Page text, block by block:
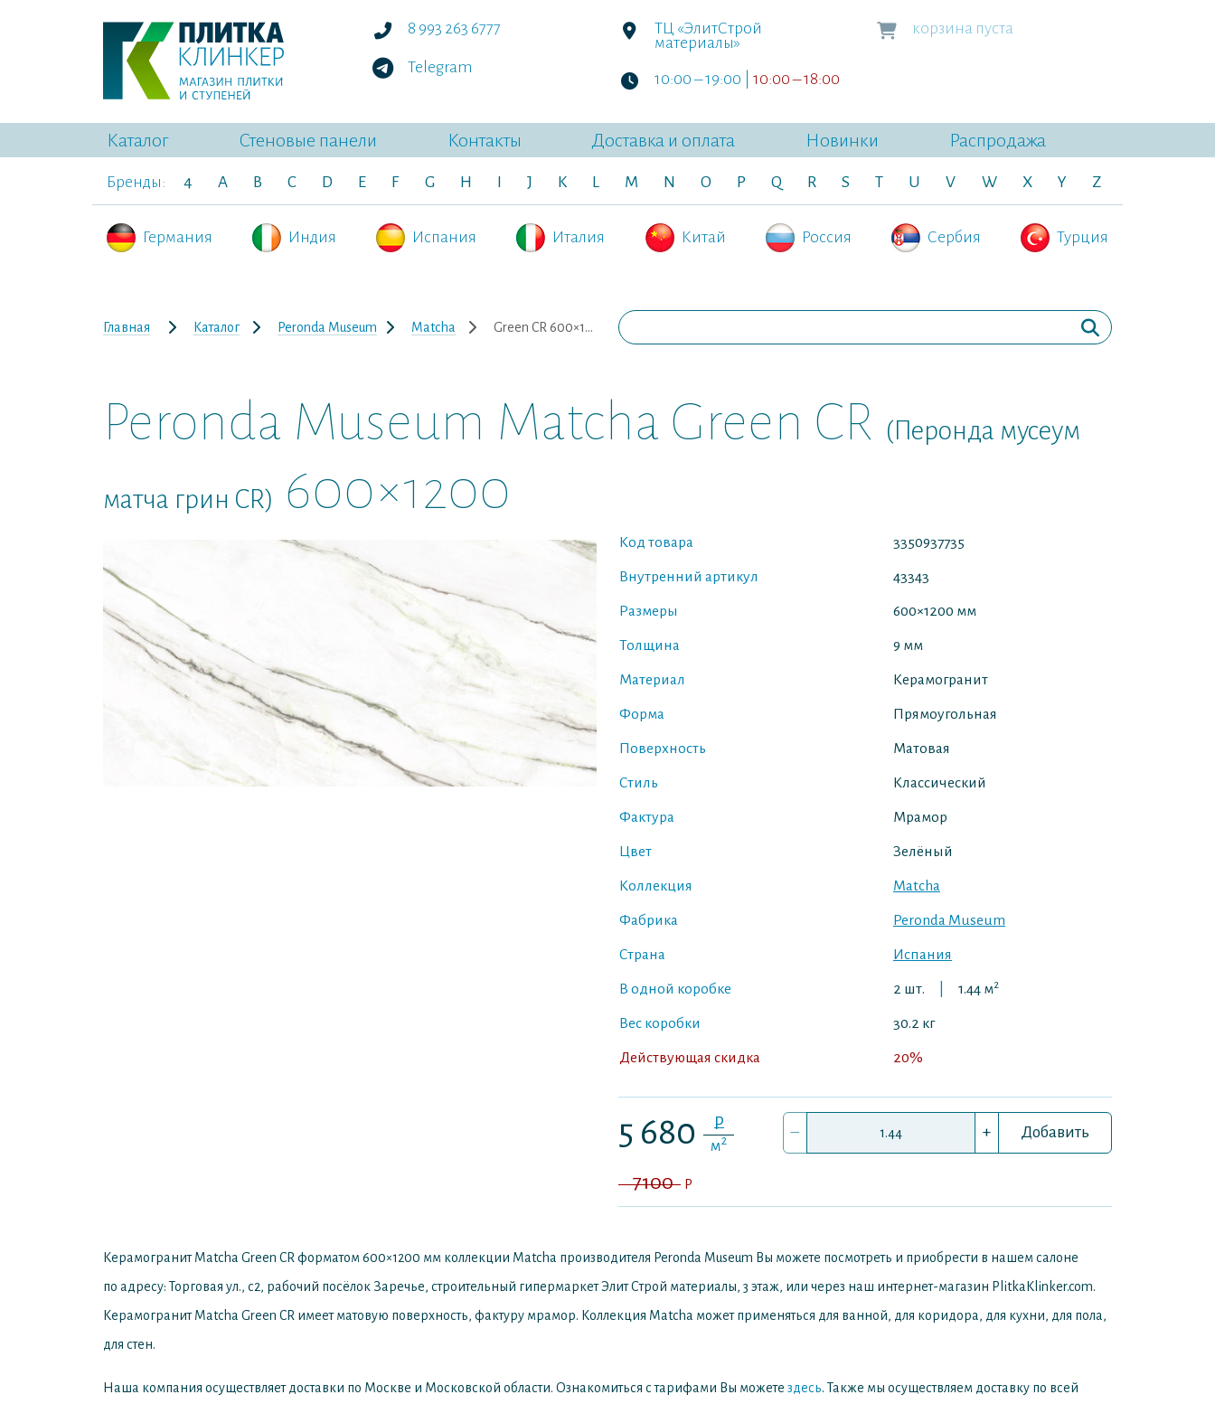
8 993 263 6777
Telegram
ТЦ «ЭлитСтрой
материалы»
10:00 – 19:00 | 10:00 – 18:00
корзина пуста
Каталог Стеновые панели Контакты Доставка и оплата Новинки Распродажа
Бренды: 4 A B C D E F G H J K L M N O P Q R S T U V W X Y Z
Германия Индия Испания Италия Китай Россия Сербия Турция
Главная Каталог Peronda Museum Matcha Green CR 600×1200
Peronda Museum Matcha Green CR (Перонда мусеум
матча грин CR) 600×1200
Код товара 3350937735
Внутренний артикул 43343
Размеры 600×1200 мм
Толщина 9 мм
Материал Керамогранит
Форма Прямоугольная
Поверхность Матовая
Стиль Классический
Фактура Мрамор
Цвет Зелёный
Коллекция Matcha
Фабрика Peronda Museum
Страна Испания
В одной коробке 2 шт. 1.44 м2
Вес коробки 30.2 кг
Действующая скидка 20%
5 680 P
м2 – + Добавить
7100 P
Керамогранит Matcha Green CR форматом 600×1200 мм коллекции Matcha производителя Peronda Museum Вы можете посмотреть и приобрести в нашем салоне
по адресу: Торговая ул., с2, рабочий посёлок Заречье, строительный гипермаркет Элит Строй материалы, 3 этаж, или через наш интернет-магазин PlitkaKlinker.com.
Керамогранит Matcha Green CR имеет матовую поверхность, фактуру мрамор. Коллекция Matcha может применяться для ванной, для коридора, для кухни, для пола,
для стен.
Наша компания осуществляет доставки по Москве и Московской области. Ознакомиться с тарифами Вы можете здесь. Также мы осуществляем доставку по всей